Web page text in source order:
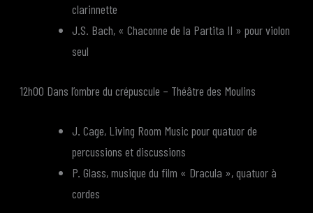
clarinnette
J.S. Bach, « Chaconne de la Partita II » pour violon
seul
12h00 Dans l’ombre du crépuscule – Théâtre des Moulins
J. Cage, Living Room Music pour quatuor de
percussions et discussions
P. Glass, musique du film « Dracula », quatuor à
cordes